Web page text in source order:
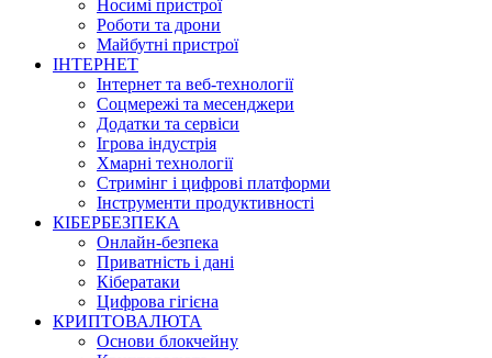
Носимі пристрої
Роботи та дрони
Майбутні пристрої
ІНТЕРНЕТ
Інтернет та веб-технології
Соцмережі та месенджери
Додатки та сервіси
Ігрова індустрія
Хмарні технології
Стримінг і цифрові платформи
Інструменти продуктивності
КІБЕРБЕЗПЕКА
Онлайн-безпека
Приватність і дані
Кібератаки
Цифрова гігієна
КРИПТОВАЛЮТА
Основи блокчейну